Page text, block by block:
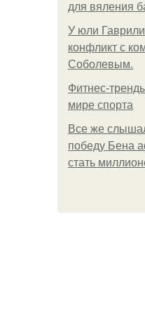
для вяления
У юли
конфликт с
Соболевым.
Фитнес-
мире спорта
Все же
победу Бена
стать